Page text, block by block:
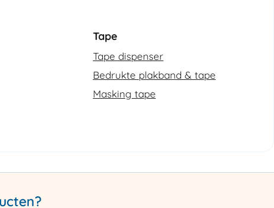
Tape
Tape dispenser
Bedrukte plakband & tape
Masking tape